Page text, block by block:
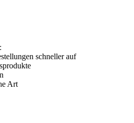
schneller auf
Art